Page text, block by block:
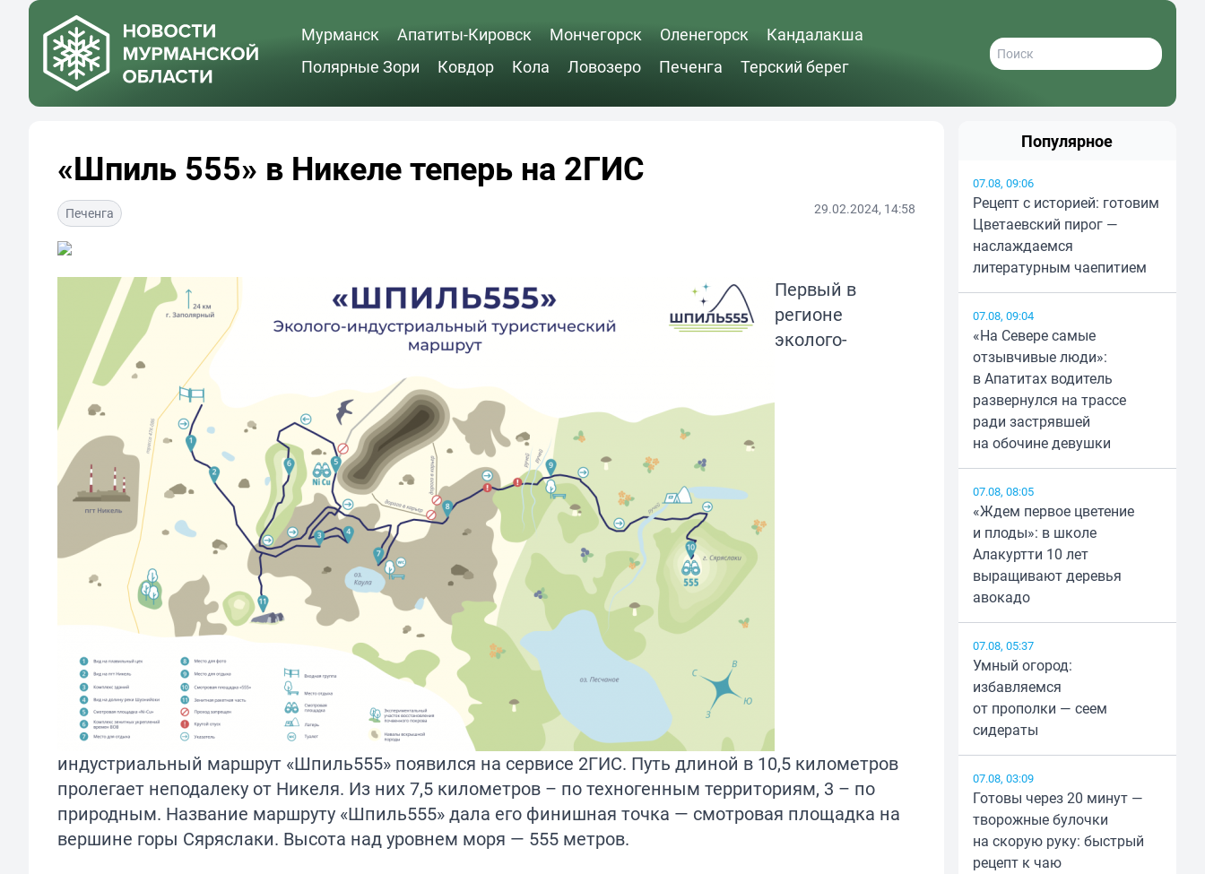
Мурманск Апатиты-Кировск Мончегорск Оленегорск
Кандалакша
Полярные Зори
Ковдор Кола Ловозеро Печенга Терский берег
«Шпиль 555» в Никеле теперь на 2ГИС
Печенга 29.02.2024, 14:58
Первый в
регионе
эколого-
индустриальный маршрут «Шпиль555» появился на сервисе 2ГИС. Путь длиной в 10,5 километров
пролегает неподалеку от Никеля. Из них 7,5 километров – по техногенным территориям, 3 – по
природным. Название маршруту «Шпиль555» дала его финишная точка — смотровая площадка на
вершине горы Сяряслаки. Высота над уровнем моря — 555 метров.
Популярное
07.08, 09:06
Рецепт с историей: готовим
Цветаевский пирог —
наслаждаемся
литературным чаепитием
07.08, 09:04
«На Севере самые
отзывчивые люди»:
в Апатитах водитель
развернулся на трассе
ради застрявшей
на обочине девушки
07.08, 08:05
«Ждем первое цветение
и плоды»: в школе
Алакуртти 10 лет
выращивают деревья
авокадо
07.08, 05:37
Умный огород:
избавляемся
от прополки — сеем
сидераты
07.08, 03:09
Готовы через 20 минут —
творожные булочки
на скорую руку: быстрый
рецепт к чаю